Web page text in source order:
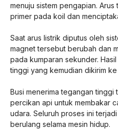
menuju sistem pengapian.
primer pada koil dan
Saat arus listrik diputus oleh
magnet tersebut berubah dan
pada kumparan sekunder.
tinggi yang kemudian dikirim ke
Busi menerima tegangan tinggi
percikan api untuk membakar
udara. Seluruh proses ini
berulang selama mesin hidup.